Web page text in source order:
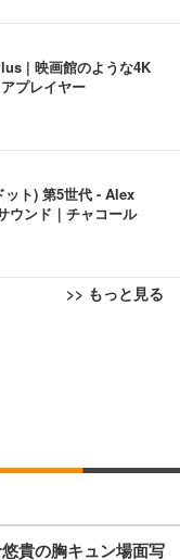
| 映画館のような4K
プレイヤー
ト) 第5世代 - Alex
ウンド｜チャコール
>> もっと見る
テレワーク 疲れな
ンパクト 約105度ロッ
座面昇降 強化ナイロ
在宅ワーク H-WY01
デスクチェア メッシ
ラック
モニター | FlexScan
・USB Type-C・ホワ
モニター | FlexScan
ツ 薄型 レギュラー 1
枚
ツ 厚型 ワイド 42枚
イトブルー)
貴の胸キュン場面写